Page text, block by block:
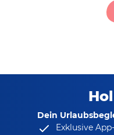
Dein
Exklusive